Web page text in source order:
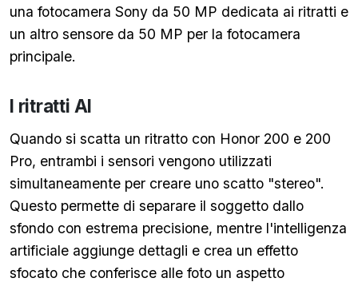
una fotocamera Sony da 50 MP dedicata ai ritratti e
un altro sensore da 50 MP per la fotocamera
principale.
I ritratti AI
Quando si scatta un ritratto con Honor 200 e 200
Pro, entrambi i sensori vengono utilizzati
simultaneamente per creare uno scatto "stereo".
Questo permette di separare il soggetto dallo
sfondo con estrema precisione, mentre l'intelligenza
artificiale aggiunge dettagli e crea un effetto
sfocato che conferisce alle foto un aspetto